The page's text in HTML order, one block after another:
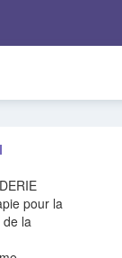
pour la
la